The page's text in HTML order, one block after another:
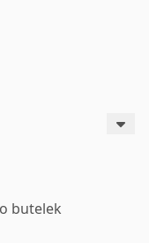
butelek